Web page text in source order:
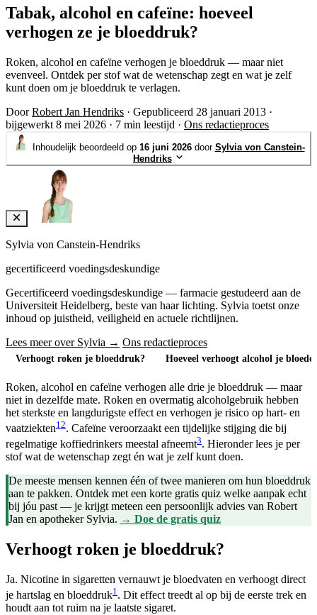
Tabak, alcohol en cafeïne: hoeveel
verhogen ze je bloeddruk?
Roken, alcohol en cafeïne verhogen je bloeddruk — maar niet
evenveel. Ontdek per stof wat de wetenschap zegt en wat je zelf
kunt doen om je bloeddruk te verlagen.
DoorRobert Jan Hendriks · Gepubliceerd 28 januari 2013 ·
bijgewerkt 8 mei 2026 · 7 min leestijd · Ons redactieproces
Inhoudelijk beoordeeld op 16 juni 2026door Sylvia von Canstein-
Hendriks
Sylvia von Canstein-Hendriks
gecertificeerd voedingsdeskundige
Gecertificeerd voedingsdeskundige — farmacie gestudeerd aan de
Universiteit Heidelberg, beste van haar lichting. Sylvia toetst onze
inhoud op juistheid, veiligheid en actuele richtlijnen.
Lees meer over Sylvia → Ons redactieproces
Verhoogt roken je bloeddruk? Hoeveel verhoogt alcohol je
Roken, alcohol en cafeïne verhogen alle drie je bloeddruk — maar
niet in dezelfde mate. Roken en overmatig alcoholgebruik hebben
het sterkste en langdurigste effect en verhogen je risico op hart- en
vaatziekten1 2. Cafeïne veroorzaakt een tijdelijke stijging die bij
regelmatige koffiedrinkers meestal afneemt3. Hieronder lees je per
stof wat de wetenschap zegt én wat je zelf kunt doen.
De meeste mensen kennen één of twee manieren om hun bloeddruk
aan te pakken. Ontdek met een korte gratis quiz welke aanpak echt
bij jóu past — je krijgt meteen een persoonlijk advies van Robert
Jan en apotheker Sylvia. → Doe de gratis quiz
Verhoogt roken je bloeddruk?
Ja. Nicotine in sigaretten vernauwt je bloedvaten en verhoogt direct
je hartslag en bloeddruk1. Dit effect treedt al op bij de eerste trek en
houdt aan tot ruim na je laatste sigaret.